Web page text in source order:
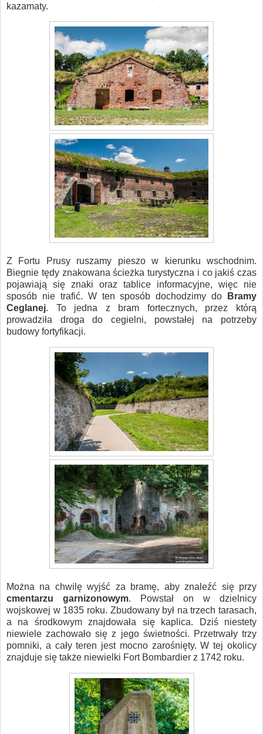
kazamaty.
Z Fortu Prusy ruszamy pieszo w kierunku wschodnim.
Biegnie tędy znakowana ścieżka turystyczna i co jakiś czas
pojawiają się znaki oraz tablice informacyjne, więc nie
sposób nie trafić. W ten sposób dochodzimy do
Bramy
Ceglanej. To jedna z bram fortecznych, przez którą
prowadziła droga do cegielni, powstałej na potrzeby
budowy fortyfikacji.
Można na chwilę wyjść za bramę, aby znaleźć się przy
cmentarzu garnizonowym. Powstał on w dzielnicy
wojskowej w 1835 roku. Zbudowany był na trzech tarasach,
a na środkowym znajdowała się kaplica. Dziś niestety
niewiele zachowało się z jego świetności. Przetrwały trzy
pomniki, a cały teren jest mocno zarośnięty. W tej okolicy
znajduje się także niewielki Fort Bombardier z 1742 roku.